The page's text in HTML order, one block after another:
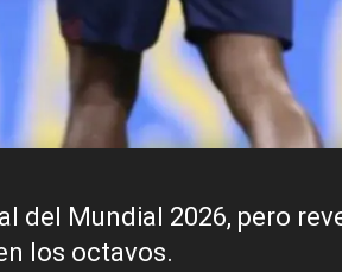
del Mundial 2026, pero
los octavos.